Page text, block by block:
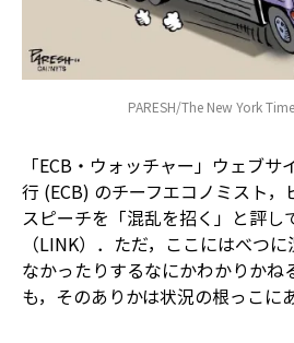
PARESH/The New York
「ECB・ウォッチャー」ウェブ
行 (ECB) のチーフエコノミスト
スピーチを「混乱を招く」と評し
（LINK）．ただ，ここにはべつ
なかったりする――なにかわかりか
も，そのありかは状況の根っこに